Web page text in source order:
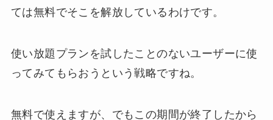
ては無料でそこを解放しているわけです。
使い放題プランを試したことのないユーザーに使
ってみてもらおうという戦略ですね。
無料で使えますが、でもこの期間が終了したから